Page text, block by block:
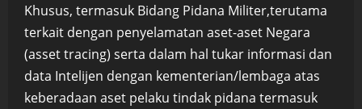
Khusus, termasuk Bidang Pidana Militer,terutama
terkait dengan penyelamatan aset-aset Negara
(asset tracing) serta dalam hal tukar informasi dan
data Intelijen dengan kementerian/lembaga atas
keberadaan aset pelaku tindak pidana termasuk